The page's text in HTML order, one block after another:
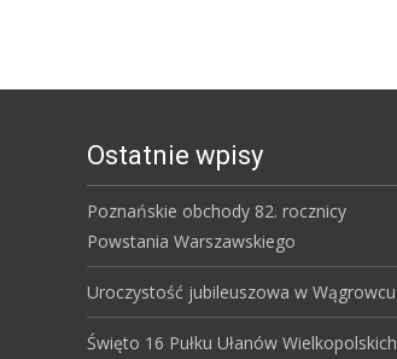
Ostatnie wpisy
Poznańskie obchody 82. rocznicy
Powstania Warszawskiego
Uroczystość jubileuszowa w Wągrowcu
Święto 16 Pułku Ułanów Wielkopolskich